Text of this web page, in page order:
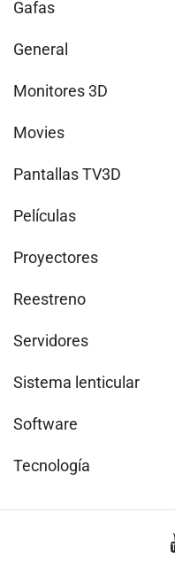
Gafas
General
Monitores 3D
Movies
Pantallas TV3D
Películas
Proyectores
Reestreno
Servidores
Sistema lenticular
Software
Tecnología